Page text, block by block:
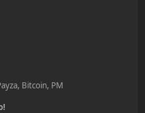
Bitcoin, PM